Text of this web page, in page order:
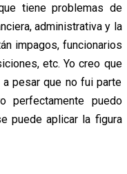
tiene problemas de
administrativa y la
impagos, funcionarios
etc. Yo creo que
a pesar que no fui parte
perfectamente puedo
puede aplicar la figura